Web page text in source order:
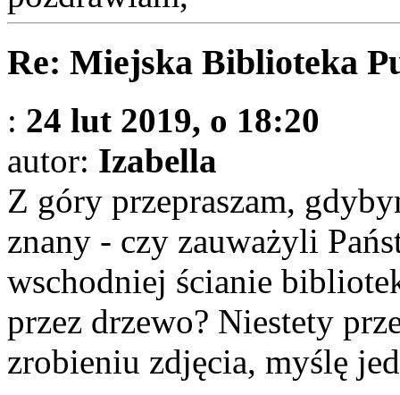
Re: Miejska Biblioteka
: 24 lut 2019, o 18:20
autor: Izabella
Z góry przepraszam,
znany - czy zauważyli
wschodniej ścianie
przez drzewo? Niestety
zrobieniu zdjęcia, myślę